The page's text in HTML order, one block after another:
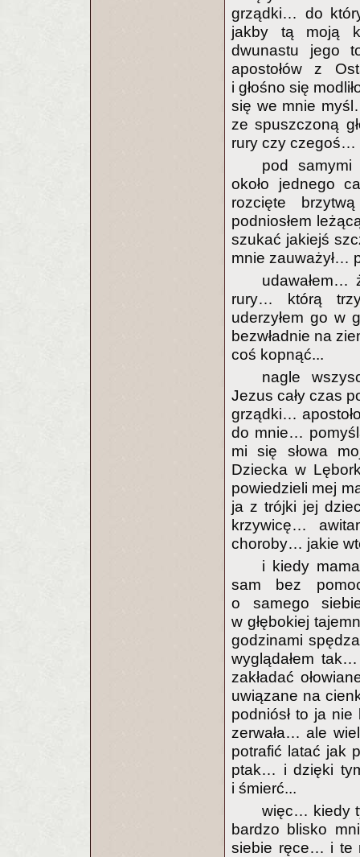
grządki… do
jakby tą moją
dwunastu jego
apostołów z
i głośno się
się we mnie
ze spuszczoną
rury czy czegoś…
pod
około jednego
rozcięte
podniosłem
szukać jakiejś
mnie zauważył…
udawałem…
rury… którą
uderzyłem go w
bezwładnie na
coś kopnąć...
nagle
Jezus cały czas
grządki…
do mnie…
mi się słowa
Dziecka w
powiedzieli mej
ja z trójki jej
krzywicę…
choroby… jakie
i kiedy
sam bez
o samego
w głębokiej
godzinami
wyglądałem
zakładać
uwiązane na
podniósł to ja
zerwała… ale
potrafić latać jak
ptak… i dzięki
i śmierć...
więc… kiedy
bardzo blisko
siebie ręce… i te